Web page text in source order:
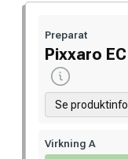
Preparat
Pixxaro EC
Se produktinfo
Virkning A